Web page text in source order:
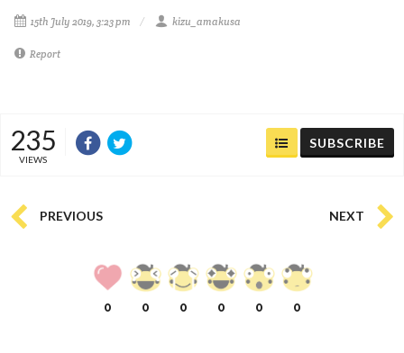
15th July 2019, 3:23 pm kizu_amakusa
Report
235
VIEWS
SUBSCRIBE
PREVIOUS NEXT
0 0 0 0 0 0